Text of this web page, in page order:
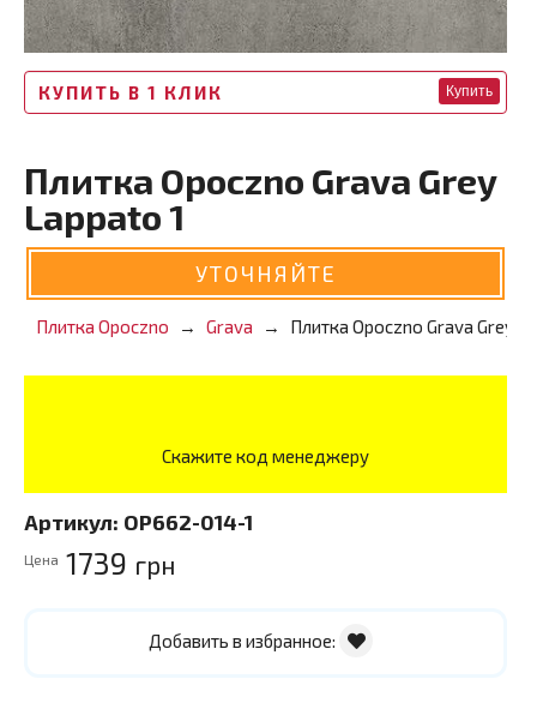
КУПИТЬ В 1 КЛИК Купить
Плитка Opoczno Grava Grey
Lappato 1
УТОЧНЯЙТЕ
Плитка Opoczno Grava Плитка Opoczno Grava Grey
Скажите код менеджеру
Артикул: OP662-014-1
Цена 1739 грн
Добавить в избранное: